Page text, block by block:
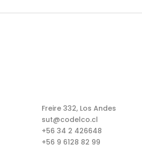
Freire 332, Los Andes
sut@codelco.cl
+56 34 2 426648
+56 9 6128 82 99